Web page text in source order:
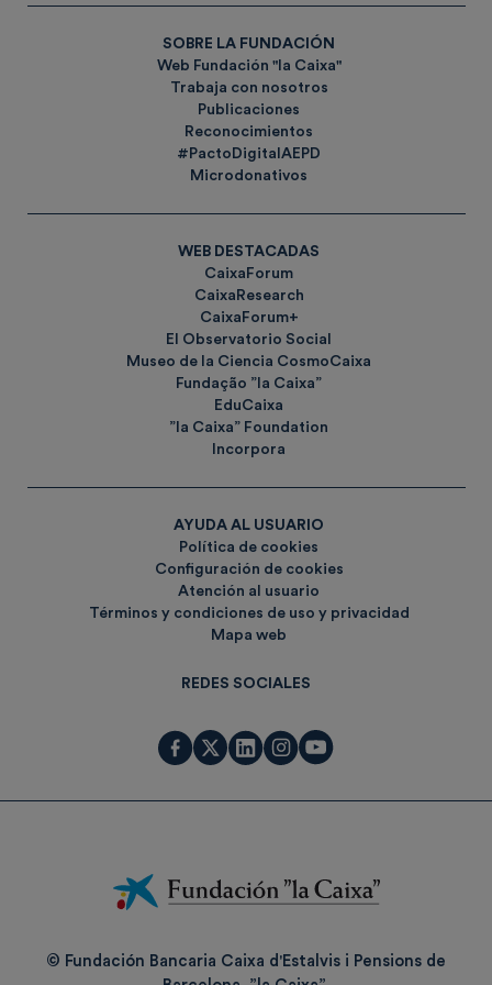
SOBRE LA FUNDACIÓN
Web Fundación "la Caixa"
Trabaja con nosotros
Publicaciones
Reconocimientos
#PactoDigitalAEPD
Microdonativos
WEB DESTACADAS
CaixaForum
CaixaResearch
CaixaForum+
El Observatorio Social
Museo de la Ciencia CosmoCaixa
Fundação ”la Caixa”
EduCaixa
”la Caixa” Foundation
Incorpora
AYUDA AL USUARIO
Política de cookies
Configuración de cookies
Atención al usuario
Términos y condiciones de uso y privacidad
Mapa web
REDES SOCIALES
Fundación
La
© Fundación Bancaria Caixa d'Estalvis i Pensions de